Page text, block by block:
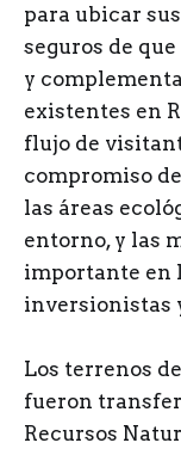
para ubicar
seguros de
y
existentes en
flujo de
compromiso
las áreas
entorno, y las
importante en
inversionistas
Los terrenos
fueron
Recursos